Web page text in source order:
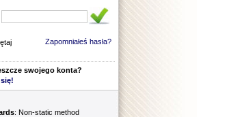
Zapomniałeś hasła?
swojego konta?
: Non-static method